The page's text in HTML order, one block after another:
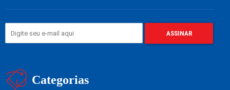
Categorias